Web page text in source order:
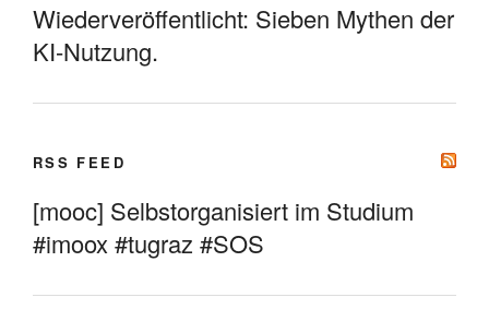
Wiederveröffentlicht: Sieben Mythen der
KI-Nutzung.
RSS FEED
[mooc] Selbstorganisiert im Studium
#imoox #tugraz #SOS